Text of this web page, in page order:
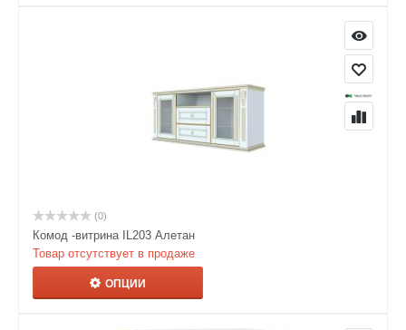
(0)
Комод -витрина IL203 Алетан
Товар отсутствует в продаже
ОПЦИИ